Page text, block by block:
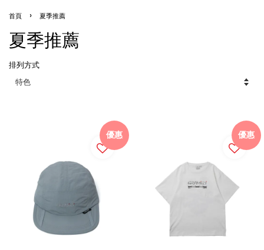
首頁 › 夏季推薦
夏季推薦
排列方式
優惠 優惠